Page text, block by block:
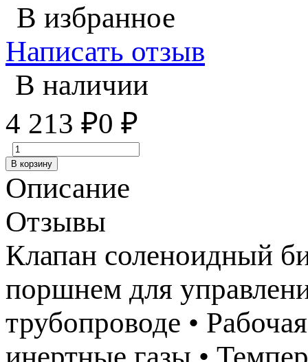
В избранное
Написать отзыв
В наличии
4 213 ₽0 ₽
В корзину
Описание
Отзывы
Клапан соленоидный
поршнем для
трубопроводе •